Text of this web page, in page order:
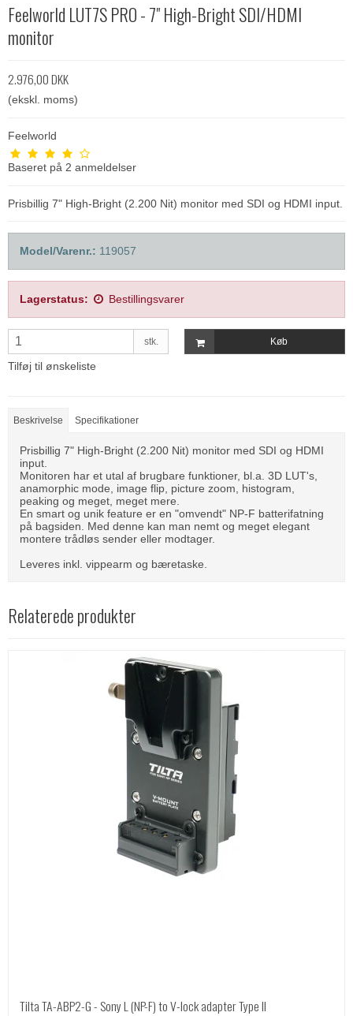
Feelworld LUT7S PRO - 7" High-Bright SDI/HDMI
monitor
2.976,00 DKK
(ekskl. moms)
Feelworld
Baseret på 2 anmeldelser
Prisbillig 7" High-Bright (2.200 Nit) monitor med SDI og HDMI input.
Model/Varenr.: 119057
Lagerstatus: Bestillingsvarer
stk. Køb
Tilføj til ønskeliste
Beskrivelse Specifikationer
Prisbillig 7" High-Bright (2.200 Nit) monitor med SDI og HDMI
input.
Monitoren har et utal af brugbare funktioner, bl.a. 3D LUT's,
anamorphic mode, image flip, picture zoom, histogram,
peaking og meget, meget mere.
En smart og unik feature er en "omvendt" NP-F batterifatning
på bagsiden. Med denne kan man nemt og meget elegant
montere trådløs sender eller modtager.
Leveres inkl. vippearm og bæretaske.
Relaterede produkter
Tilta TA-ABP2-G - Sony L (NP-F) to V-lock adapter Type II